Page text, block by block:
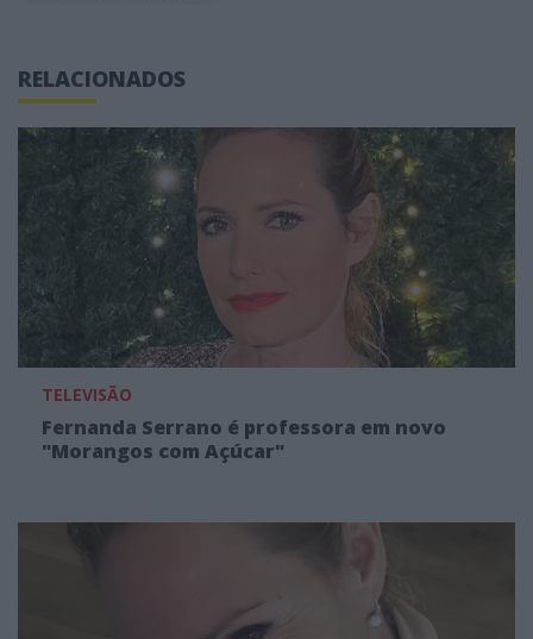
RELACIONADOS
TELEVISÃO
Fernanda Serrano é professora em novo
"Morangos com Açúcar"